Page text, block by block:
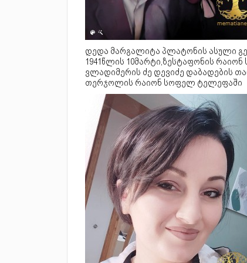
დედა მარგალიტა პლატონის ასული
1941წლის 10მარტი,ზესტაფონის რაიონ
ვლადიმერის ძე დევიძე დაბადების
თერჯოლის რაიონ სოფელ ტელეფაში